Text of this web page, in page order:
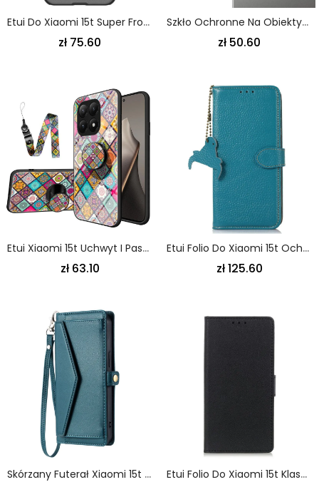
Etui Do Xiaomi 15t Super Frosted Shield Pro Nillkin
zł 75.60
Szkło Ochronne Na Obiektyw Z Hartowanego Szkła Do Xiaomi 15t (wersja CZarna)
zł 50.60
Etui Xiaomi 15t Uchwyt I Pasek Z Patchworkowym Wzorem
zł 63.10
Etui Folio Do Xiaomi 15t Ochrona Rfid Z Prawdziwej Skóry
zł 125.60
Skórzany Futerał Xiaomi 15t Etui Na Telefon Kopertówka Etui Folio Do Xiaomi 15t Klasyczny